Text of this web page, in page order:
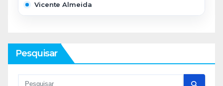
Vicente Almeida
Pesquisar